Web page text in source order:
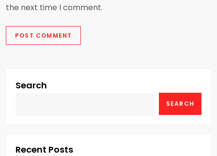
the next time I comment.
Search
SEARCH
Recent Posts